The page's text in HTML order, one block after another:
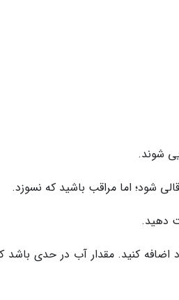
اضافه کنید. مقدار آب در حدی باشد